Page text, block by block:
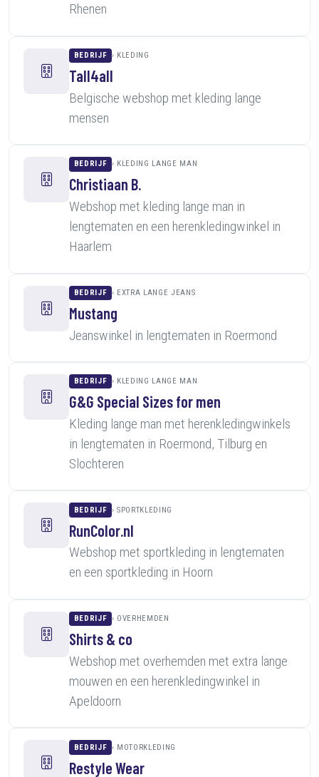
Rhenen
BEDRIJF KLEDING
Tall4all
Belgische webshop met kleding lange
mensen
BEDRIJF KLEDING LANGE MAN
Christiaan B.
Webshop met kleding lange man in
lengtematen en een herenkledingwinkel in
Haarlem
BEDRIJF EXTRA LANGE JEANS
Mustang
Jeanswinkel in lengtematen in Roermond
BEDRIJF KLEDING LANGE MAN
G&G Special Sizes for men
Kleding lange man met herenkledingwinkels
in lengtematen in Roermond, Tilburg en
Slochteren
BEDRIJF SPORTKLEDING
RunColor.nl
Webshop met sportkleding in lengtematen
en een sportkleding in Hoorn
BEDRIJF OVERHEMDEN
Shirts & co
Webshop met overhemden met extra lange
mouwen en een herenkledingwinkel in
Apeldoorn
BEDRIJF MOTORKLEDING
Restyle Wear